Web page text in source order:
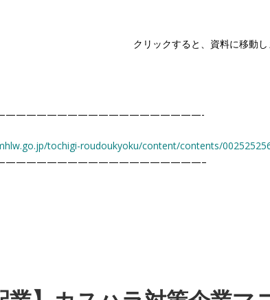
クリックすると、資料に移動し
tochigi-roudoukyoku/content/contents/